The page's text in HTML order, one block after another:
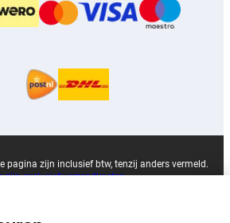
pagina zijn inclusief btw, tenzij anders vermeld.
zijn exclusief verzendkosten.